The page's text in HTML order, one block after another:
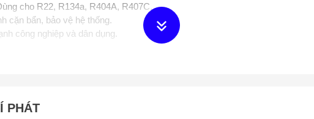
cho R22, R134a, R404A, R407C,...
cặn bẩn, bảo vệ hệ thống.
công nghiệp và dân dụng.
máy chế biến thực phẩm.
R22, R134a, R404A, R407C,...
PHÁT